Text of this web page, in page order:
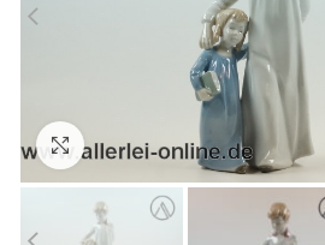
Zum Vergrößern anklicken